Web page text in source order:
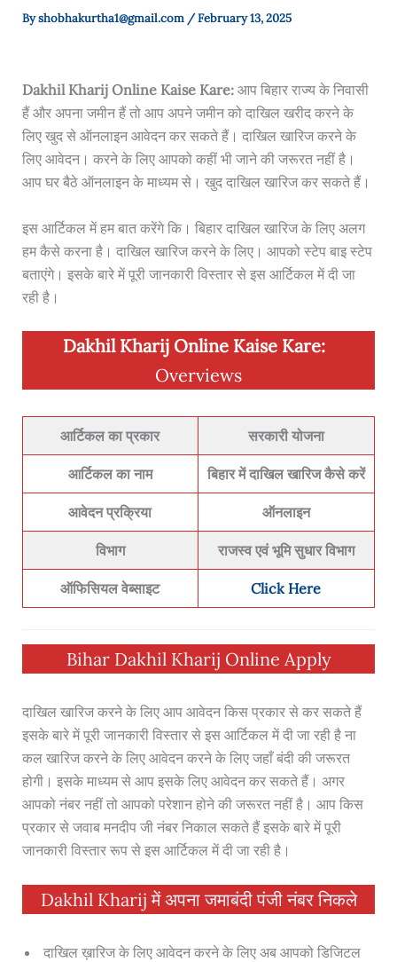
Byshobhakurtha1@gmail.com /February 13, 2025
Dakhil Kharij Online Kaise Kare: आप बिहार राज्य के निवासी
हैं और अपना जमीन हैं तो आप अपने जमीन को दाखिल खरीद करने के
लिए खुद से ऑनलाइन आवेदन कर सकते हैं। दाखिल खारिज करने के
लिए आवेदन। करने के लिए आपको कहीं भी जाने की जरूरत नहीं है।
आप घर बैठे ऑनलाइन के माध्यम से। खुद दाखिल खारिज कर सकते हैं।
इस आर्टिकल में हम बात करेंगे कि। बिहार दाखिल खारिज के लिए अलग
हम कैसे करना है। दाखिल खारिज करने के लिए। आपको स्टेप बाइ स्टेप
बताएंगे। इसके बारे में पूरी जानकारी विस्तार से इस आर्टिकल में दी जा
रही है।
Dakhil Kharij Online Kaise Kare:
Overviews
आर्टिकल का प्रकार सरकारी योजना
आर्टिकल का नाम बिहार में दाखिल खारिज कैसे करें
आवेदन प्रक्रिया ऑनलाइन
विभाग राजस्व एवं भूमि सुधार विभाग
ऑफिसियल वेब्साइट Click Here
Bihar Dakhil Kharij Online Apply
दाखिल खारिज करने के लिए आप आवेदन किस प्रकार से कर सकते हैं
इसके बारे में पूरी जानकारी विस्तार से इस आर्टिकल में दी जा रही है ना
कल खारिज करने के लिए आवेदन करने के लिए जहाँ बंदी की जरूरत
होगी। इसके माध्यम से आप इसके लिए आवेदन कर सकते हैं। अगर
आपको नंबर नहीं तो आपको परेशान होने की जरूरत नहीं है। आप किस
प्रकार से जवाब मनदीप जी नंबर निकाल सकते हैं इसके बारे में पूरी
जानकारी विस्तार रूप से इस आर्टिकल में दी जा रही है।
Dakhil Kharij में अपना जमाबंदी पंजी नंबर निकले
दाखिल ख़ारिज के लिए आवेदन करने के लिए अब आपको डिजिटल